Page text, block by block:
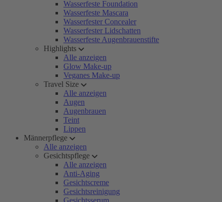
Wasserfeste Foundation
Wasserfeste Mascara
Wasserfester Concealer
Wasserfester Lidschatten
Wasserfeste Augenbrauenstifte
Highlights
Alle anzeigen
Glow Make-up
Veganes Make-up
Travel Size
Alle anzeigen
Augen
Augenbrauen
Teint
Lippen
Männerpflege
Alle anzeigen
Gesichtspflege
Alle anzeigen
Anti-Aging
Gesichtscreme
Gesichtsreinigung
Gesichtsserum